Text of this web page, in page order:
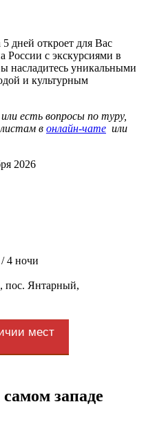
дней откроет для Вас
России с экскурсиями в
насладитесь уникальными
и культурным
есть вопросы по туру,
в онлайн-чате или
2026
4 ночи
пос. Янтарный,
мест
западе